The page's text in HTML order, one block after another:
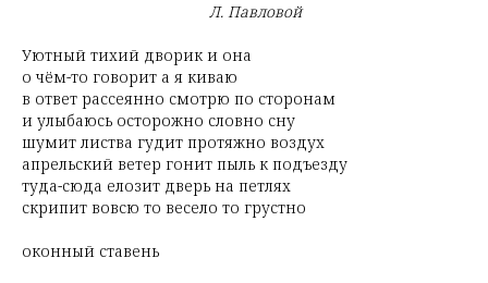
Л. Павловой
Уютный тихий дворик и она
о чём-то говорит а я киваю
в ответ рассеянно смотрю по сторонам
и улыбаюсь осторожно словно сну
шумит листва гудит протяжно воздух
апрельский ветер гонит пыль к подъезду
туда-сюда елозит дверь на петлях
скрипит вовсю то весело то грустно
оконный ставень